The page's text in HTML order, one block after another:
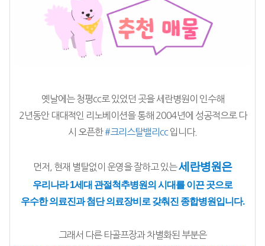
옛날에는 청평cc로 있었던 곳을 세란병원이 인수해
2년동안 대대적인 리노베이션을 통해 2004년에 성공적으로 다
시 오픈한 #크리스탈밸리cc 입니다.
먼저, 현재 별탈없이 운영을 잘하고 있는 세란병원은
우리나라 1세대 관절척추병원의 시대를 이끈 곳으로
우수한 의료진과 첨단 의료장비로 갖춰진 종합병원입니다.
그래서 다른 타골프장과 차별화된 부분은